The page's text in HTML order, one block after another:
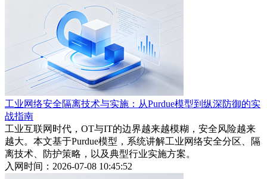
工业网络安全隔离技术与实施：从Purdue模型到纵深防御的实
战指南
工业互联网时代，OT与IT的边界越来越模糊，安全风险越来
越大。本文基于Purdue模型，系统讲解工业网络安全分区、隔
离技术、防护策略，以及典型行业实施方案。
入网时间：2026-07-08 10:45:52